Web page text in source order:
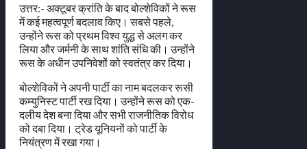
उत्तर:- अक्टूबर क्रांति के बाद बोल्शेविकों ने रूस
में कई महत्वपूर्ण बदलाव किए। सबसे पहले,
उन्होंने रूस को प्रथम विश्व युद्ध से अलग कर
लिया और जर्मनी के साथ शांति संधि की। उन्होंने
रूस के अधीन उपनिवेशों को स्वतंत्र कर दिया।
बोल्शेविकों ने अपनी पार्टी का नाम बदलकर रूसी
कम्युनिस्ट पार्टी रख दिया। उन्होंने रूस को एक-
दलीय देश बना दिया और सभी राजनीतिक विरोध
को दबा दिया। ट्रेड यूनियनों को पार्टी के
नियंत्रण में रखा गया।